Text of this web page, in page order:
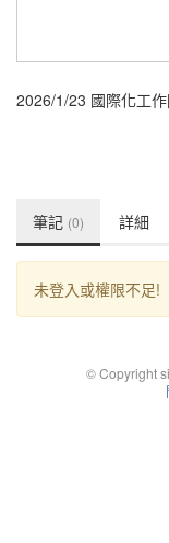
2026/1/23 國際化工
筆記 (0) 詳細
未登入或權限不足!
© Copyright